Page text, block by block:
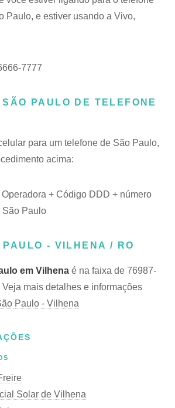
Paulo, e estiver usando a Vivo,
7777
PAULO DE TELEFONE
para um telefone de São Paulo,
acima:
+ Código DDD + número
São Paulo
- VILHENA / RO
em Vilhena é na faixa de 76987-
mais detalhes e informações
Paulo - Vilhena
Solar de Vilhena